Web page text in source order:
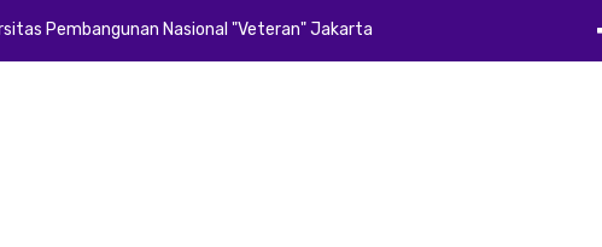
Pembangunan Nasional "Veteran" Jakarta